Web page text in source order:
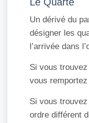
Un dérivé du
désigner les
l’arrivée dans
Si vous
vous
Si vous
ordre différent